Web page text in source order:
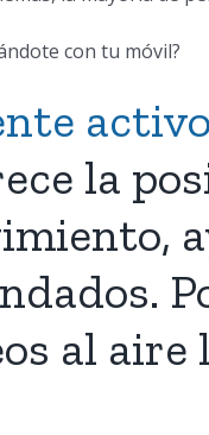
con tu móvil?
la
al